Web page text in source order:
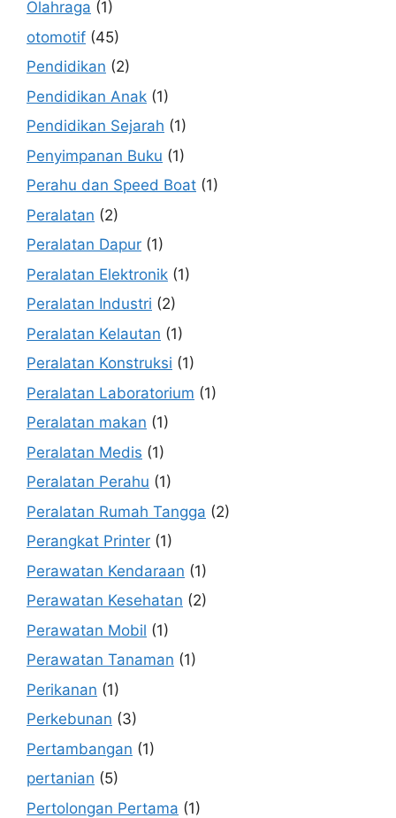
Olahraga (1)
otomotif (45)
Pendidikan (2)
Pendidikan Anak (1)
Pendidikan Sejarah (1)
Penyimpanan Buku (1)
Perahu dan Speed Boat (1)
Peralatan (2)
Peralatan Dapur (1)
Peralatan Elektronik (1)
Peralatan Industri (2)
Peralatan Kelautan (1)
Peralatan Konstruksi (1)
Peralatan Laboratorium (1)
Peralatan makan (1)
Peralatan Medis (1)
Peralatan Perahu (1)
Peralatan Rumah Tangga (2)
Perangkat Printer (1)
Perawatan Kendaraan (1)
Perawatan Kesehatan (2)
Perawatan Mobil (1)
Perawatan Tanaman (1)
Perikanan (1)
Perkebunan (3)
Pertambangan (1)
pertanian (5)
Pertolongan Pertama (1)